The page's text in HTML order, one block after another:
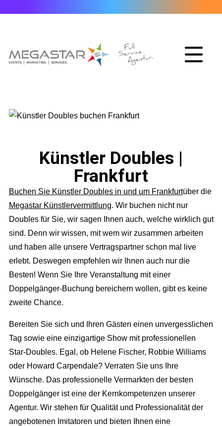
Künstler Doubles |
Frankfurt
Buchen Sie Künstler Doubles in und um Frankfurtüber die
Megastar Künstlervermittlung. Wir buchen nicht nur
Doubles für Sie, wir sagen Ihnen auch, welche wirklich gut
sind. Denn wir wissen, mit wem wir zusammen arbeiten
und haben alle unsere Vertragspartner schon mal live
erlebt. Deswegen empfehlen wir Ihnen auch nur die
Besten! Wenn Sie Ihre Veranstaltung mit einer
Doppelgänger-Buchung bereichern wollen, gibt es keine
zweite Chance.
Bereiten Sie sich und Ihren Gästen einen unvergesslichen
Tag sowie eine einzigartige Show mit professionellen
Star-Doubles. Egal, ob Helene Fischer, Robbie Williams
oder Howard Carpendale? Verraten Sie uns Ihre
Wünsche. Das professionelle Vermarkten der besten
Doppelgänger ist eine der Kernkompetenzen unserer
Agentur. Wir stehen für Qualität und Professionalität der
angebotenen Imitatoren und bieten Ihnen eine